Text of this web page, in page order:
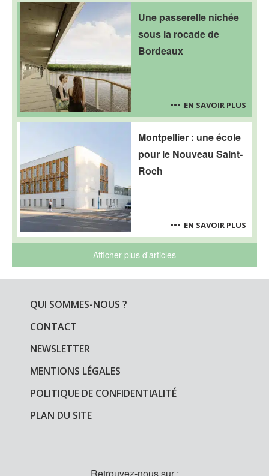
Une passerelle nichée
sous la rocade de
Bordeaux
EN SAVOIR PLUS
Montpellier : une école
pour le Nouveau Saint-
Roch
EN SAVOIR PLUS
Afficher plus d'articles
QUI SOMMES-NOUS ?
CONTACT
NEWSLETTER
MENTIONS LÉGALES
POLITIQUE DE CONFIDENTIALITÉ
PLAN DU SITE